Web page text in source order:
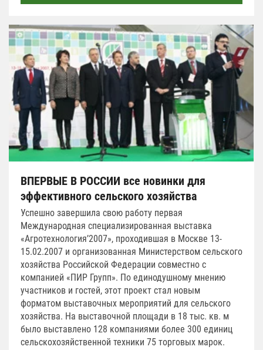
ВПЕРВЫЕ В РОССИИ все новинки для
эффективного сельского хозяйства
Успешно завершила свою работу первая
Международная специализированная выставка
«Агротехнология’2007», проходившая в Москве 13-
15.02.2007 и организованная Министерством сельского
хозяйства Российской Федерации совместно с
компанией «ПИР Групп». По единодушному мнению
участников и гостей, этот проект стал новым
форматом выставочных мероприятий для сельского
хозяйства. На выставочной площади в 18 тыс. кв. м
было выставлено 128 компаниями более 300 единиц
сельскохозяйственной техники 75 торговых марок.